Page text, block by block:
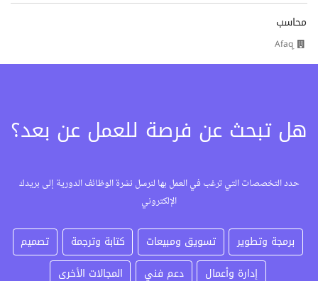
محاسب
ِAfaq
هل تبحث عن فرصة للعمل عن بعد؟
حدد التخصصات التي ترغب في العمل بها لنرسل نشرة الوظائف الدورية إلى بريدك
الإلكتروني
برمجة وتطوير تسويق ومبيعات كتابة وترجمة
تصميم
إدارة وأعمال
دعم فني المجالات الأخرى